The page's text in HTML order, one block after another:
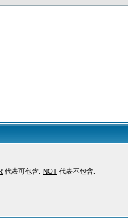
代表可包含. NOT 代表不包含.